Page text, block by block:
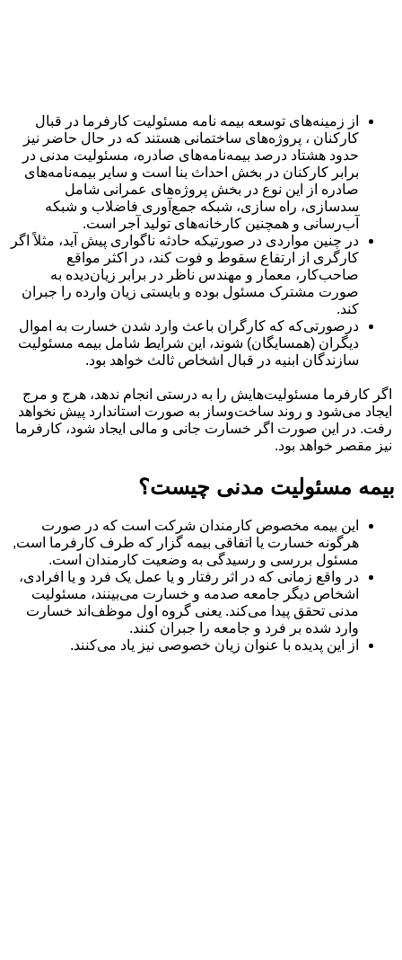
از زمینه‌های توسعه بیمه نامه مسئولیت کارفرما در قبال
کارکنان ، پروژه‌های ساختمانی هستند که در حال حاضر نیز
حدود هشتاد درصد بیمه‌نامه‌های صادره، مسئولیت مدنی در
برابر کارکنان در بخش احداث بنا است و سایر بیمه‌نامه‌های
صادره از این نوع در بخش پروژه‌های عمرانی شامل
سدسازی، راه سازی، شبکه جمع‌آوری فاضلاب و شبکه
آب‌رسانی و همچنین کارخانه‌های تولید آجر است.
در چنین مواردی در صورتیکه حادثه ناگواری پیش آید، مثلاً اگر
کارگری از ارتفاع سقوط و فوت کند، در اکثر مواقع
صاحب‌کار، معمار و مهندس ناظر در برابر زیان‌دیده به
صورت مشترک مسئول بوده و بایستی زیان وارده را جبران
کند.
درصورتی‌که که کارگران باعث وارد شدن خسارت به اموال
دیگران (همسایگان) شوند، این شرایط شامل بیمه مسئولیت
سازندگان ابنیه در قبال اشخاص ثالث خواهد بود.
اگر کارفرما مسئولیت‌هایش را به درستی انجام ندهد، هرج و مرج
ایجاد می‌شود و روند ساخت‌وساز به صورت استاندارد پیش نخواهد
رفت. در این صورت اگر خسارت جانی و مالی ایجاد شود، کارفرما
نیز مقصر خواهد بود.
بیمه مسئولیت مدنی چیست؟
این بیمه مخصوص کارمندان شرکت است که در صورت
هرگونه خسارت یا اتفاقی بیمه گزار که طرف کارفرما است,
مسئول بررسی و رسیدگی به وضعیت کارمندان است.
در واقع زمانی که در اثر رفتار و یا عمل یک فرد و یا افرادی،
اشخاص دیگر جامعه صدمه و خسارت می‌بینند، مسئولیت
مدنی تحقق پیدا می‌کند. یعنی گروه اول موظف‌اند خسارت
وارد شده بر فرد و جامعه را جبران کنند.
از این پدیده با عنوان زیان خصوصی نیز یاد می‌کنند.